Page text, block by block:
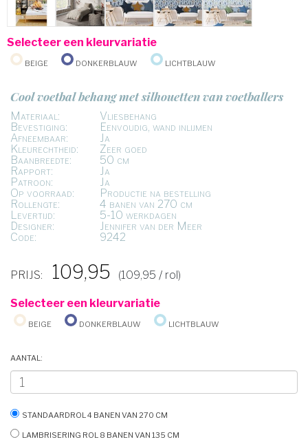
Selecteer een kleurvariatie
Beige
Donkerblauw Lichtblauw
Cool voetbal behang met silhouetten van voetballers
Materiaal:
Vliesbehang
Bevestiging:
Eenvoudig, wand inlijmen
Afneembaar:
Ja
Kleurechtheid:
Zeer goed
Baanbreedte:
50 cm
Rapport:
Ja
Patroon:
Ja
Op voorraad:
Productie na bestelling
Rollengte:
4 banen van 270 cm
Levertijd:
5-10 werkdagen
Designer:
Jennifer van der Meer
Code:
9242
PRIJS: 109,95 (109,95 / rol)
Selecteer een kleurvariatie
Beige
Donkerblauw Lichtblauw
Aantal:
Standaardrol 4 banen van 270 cm
Lambrisering rol 8 banen van 135 cm